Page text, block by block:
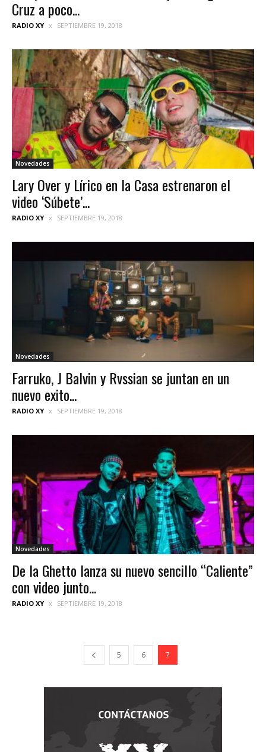
Cruz a poco...
RADIO XY SEPTIEMBRE 19, 2018
Novedades
Lary Over y Lírico en la Casa estrenaron el
video ‘Súbete’...
RADIO XY SEPTIEMBRE 19, 2018
Novedades
Farruko, J Balvin y Rvssian se juntan en un
nuevo exito...
RADIO XY SEPTIEMBRE 19, 2018
Novedades
De la Ghetto lanza su nuevo sencillo “Caliente”
con video junto...
RADIO XY SEPTIEMBRE 19, 2018
5 6 7